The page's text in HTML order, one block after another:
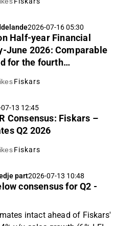
2026-07-16 05:30
Half-year Financial
June 2026: Comparable
for the fourth
improved
Fiskars
13 12:45
Consensus: Fiskars –
Q2 2026
Fiskars
part2026-07-13 10:48
consensus for Q2 -
intact ahead of Fiskars'